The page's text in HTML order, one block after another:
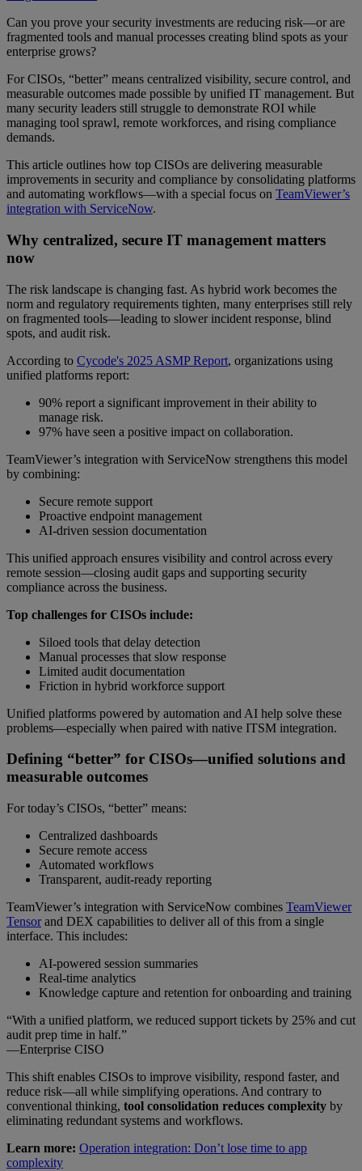
Can you prove your security investments are reducing risk—or are
fragmented tools and manual processes creating blind spots as your
enterprise grows?
For CISOs, “better” means centralized visibility, secure control, and
measurable outcomes made possible by unified IT management. But
many security leaders still struggle to demonstrate ROI while
managing tool sprawl, remote workforces, and rising compliance
demands.
This article outlines how top CISOs are delivering measurable
improvements in security and compliance by consolidating platforms
and automating workflows—with a special focus on TeamViewer’s
integration with ServiceNow.
Why centralized, secure IT management matters
now
The risk landscape is changing fast. As hybrid work becomes the
norm and regulatory requirements tighten, many enterprises still rely
on fragmented tools—leading to slower incident response, blind
spots, and audit risk.
According to Cycode's 2025 ASMP Report, organizations using
unified platforms report:
90% report a significant improvement in their ability to
manage risk.
97% have seen a positive impact on collaboration.
TeamViewer’s integration with ServiceNow strengthens this model
by combining:
Secure remote support
Proactive endpoint management
AI-driven session documentation
This unified approach ensures visibility and control across every
remote session—closing audit gaps and supporting security
compliance across the business.
Top challenges for CISOs include:
Siloed tools that delay detection
Manual processes that slow response
Limited audit documentation
Friction in hybrid workforce support
Unified platforms powered by automation and AI help solve these
problems—especially when paired with native ITSM integration.
Defining “better” for CISOs—unified solutions and
measurable outcomes
For today’s CISOs, “better” means:
Centralized dashboards
Secure remote access
Automated workflows
Transparent, audit-ready reporting
TeamViewer’s integration with ServiceNow combines TeamViewer
Tensorand DEX capabilities to deliver all of this from a single
interface. This includes:
AI-powered session summaries
Real-time analytics
Knowledge capture and retention for onboarding and training
“With a unified platform, we reduced support tickets by 25% and cut
audit prep time in half.”
—Enterprise CISO
This shift enables CISOs to improve visibility, respond faster, and
reduce risk—all while simplifying operations. And contrary to
conventional thinking, tool consolidation reduces complexity by
eliminating redundant systems and workflows.
Learn more: Operation integration: Don’t lose time to app
complexity